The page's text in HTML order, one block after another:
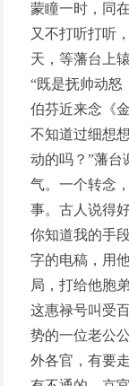
蒙瞳一时，同
又不打听打听
天，等藩台上
“既是抚帅动怒
伯芬近来念《
不知道过细想
动的吗？”藩台
气。一个转念
事。古人说得
你知道我的手
字的电稿，用
局，打给他胞
这惠禄号叫受
势的一位老公
外各官，有要